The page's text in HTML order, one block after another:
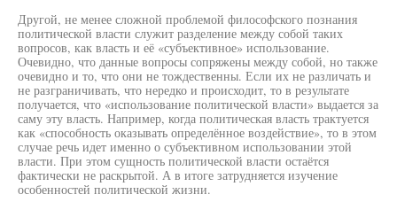
Другой, не менее сложной проблемой философского познания
политической власти служит разделение между собой таких
вопросов, как власть и её «субъективное» использование.
Очевидно, что данные вопросы сопряжены между собой, но также
очевидно и то, что они не тождественны. Если их не различать и
не разграничивать, что нередко и происходит, то в результате
получается, что «использование политической власти» выдается за
саму эту власть. Например, когда политическая власть трактуется
как «способность оказывать определённое воздействие», то в этом
случае речь идет именно о субъективном использовании этой
власти. При этом сущность политической власти остаётся
фактически не раскрытой. А в итоге затрудняется изучение
особенностей политической жизни.